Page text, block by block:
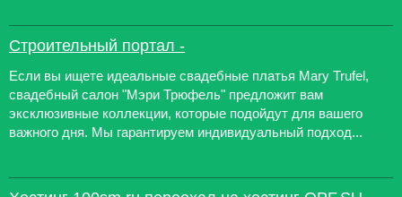
Строительный портал -
Если вы ищете идеальные свадебные платья Mary Trufel,
свадебный салон "Мэри Трюфель" предложит вам
эксклюзивные коллекции, которые подойдут для вашего
важного дня. Мы гарантируем индивидуальный подход...